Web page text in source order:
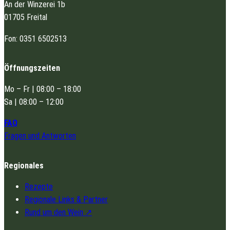
An der Winzerei 1b
01705 Freital
Fon: 0351 6502513
Öffnungszeiten
Mo – Fr | 08:00 – 18:00
Sa | 08:00 – 12:00
FAQ
Fragen und Antworten
Regionales
Rezepte
Regionale Links & Partner
Rund um den Wein